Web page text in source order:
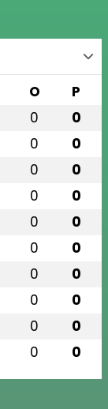
O P
0 0
0 0
0 0
0 0
0 0
0 0
0 0
0 0
0 0
0 0